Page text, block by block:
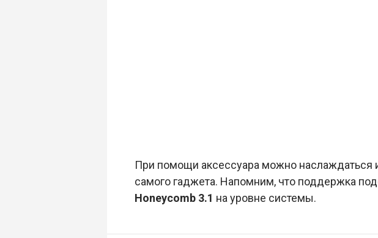
При помощи аксессуара можно наслаждаться
самого гаджета. Напомним, что поддержка
Honeycomb 3.1 на уровне системы.